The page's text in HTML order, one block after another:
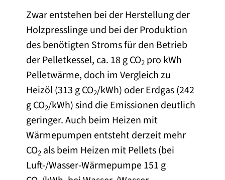
Zwar entstehen bei der Herstellung der
Holzpresslinge und bei der Produktion
des benötigten Stroms für den Betrieb
der Pelletkessel, ca. 18 g CO2 pro kWh
Pelletwärme, doch im Vergleich zu
Heizöl (313 g CO2/kWh) oder Erdgas (242
g CO2/kWh) sind die Emissionen deutlich
geringer. Auch beim Heizen mit
Wärmepumpen entsteht derzeit mehr
CO2 als beim Heizen mit Pellets (bei
Luft-/Wasser-Wärmepumpe 151 g